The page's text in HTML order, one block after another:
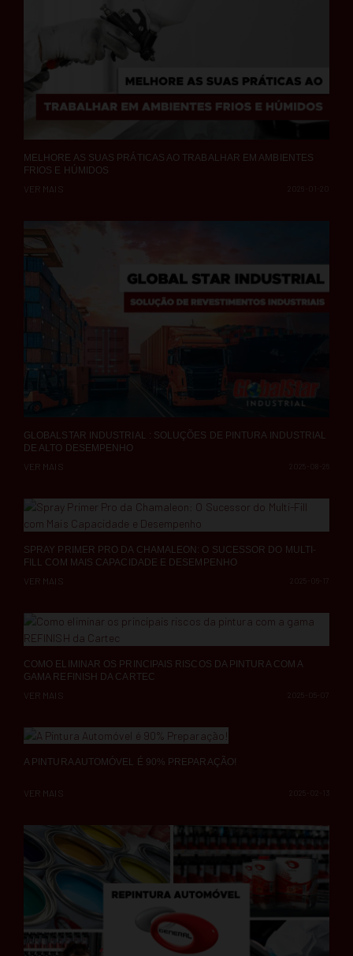
MELHORE AS SUAS PRÁTICAS AO TRABALHAR EM AMBIENTES
FRIOS E HÚMIDOS
VER MAIS
GLOBALSTAR INDUSTRIAL : SOLUÇÕES DE PINTURA INDUSTRIAL
DE ALTO DESEMPENHO
2025-08-26
VER MAIS
SPRAY PRIMER PRO DA CHAMALEON: O SUCESSOR DO MULTI-
FILL COM MAIS CAPACIDADE E DESEMPENHO
2025-06-17
VER MAIS
COMO ELIMINAR OS PRINCIPAIS RISCOS DA PINTURA COM A
GAMA REFINISH DA CARTEC
2025-05-07
VER MAIS
A PINTURA AUTOMÓVEL É 90% PREPARAÇÃO!
VER MAIS